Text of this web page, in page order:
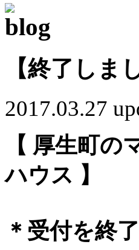
【終了しま
2017.03.27
【 厚生町
ハウス 】
＊受付を終